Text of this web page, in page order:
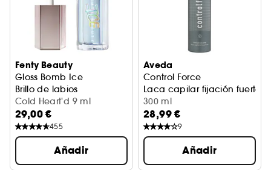
Fenty Beauty
Gloss Bomb Ice
Brillo de labios
Cold Heart'd 9 ml
29,00 €
455
Añadir
Aveda
Control Force
Laca capilar fijación fuerte
300 ml
28,99 €
9
Añadir